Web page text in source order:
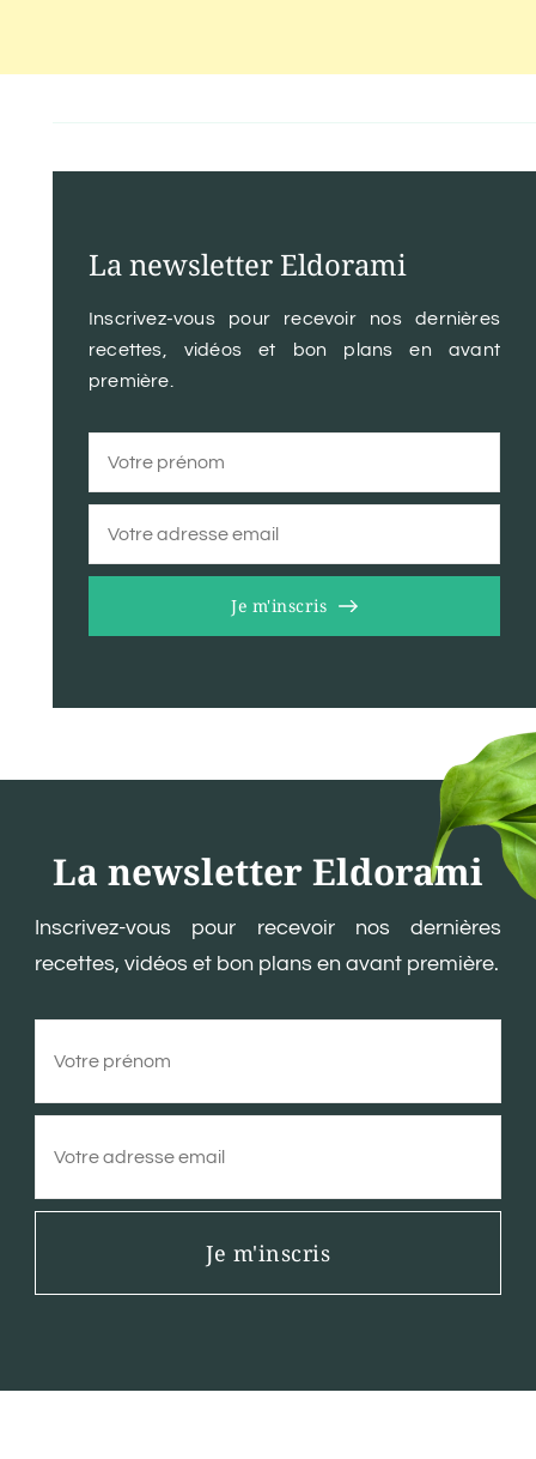
La newsletter Eldorami
Inscrivez-vous pour recevoir nos dernières
recettes, vidéos et bon plans en avant
première.
Je m'inscris
La newsletter Eldorami
Inscrivez-vous pour recevoir nos dernières
recettes, vidéos et bon plans en avant première.
Je m'inscris